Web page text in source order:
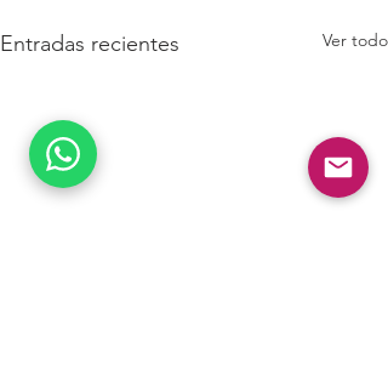
Entradas recientes Ver todo